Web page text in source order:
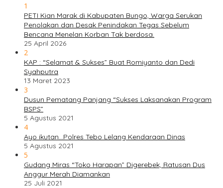
1
PETI Kian Marak di Kabupaten Bungo, Warga Serukan
Penolakan dan Desak Penindakan Tegas Sebelum
Bencana Menelan Korban Tak berdosa.
25 April 2026
2
KAP : “Selamat & Sukses” Buat Romiyanto dan Dedi
Syahputra
13 Maret 2023
3
Dusun Pematang Panjang “Sukses Laksanakan Program
BSPS”
5 Agustus 2021
4
Ayo ikutan…Polres Tebo Lelang Kendaraan Dinas
5 Agustus 2021
5
Gudang Miras “Toko Harapan” Digerebek, Ratusan Dus
Anggur Merah Diamankan
25 Juli 2021